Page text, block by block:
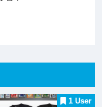
1 User